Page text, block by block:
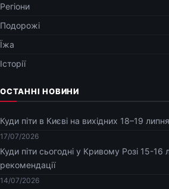
Регіони
Подорожі
Їжа
Історії
ОСТАННІ НОВИНИ
Куди піти в Києві на вихідних 18–19
17/07/2026
Куди піти сьогодні у Кривому Розі 15-16
рекомендації
14/07/2026